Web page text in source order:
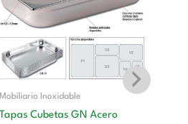
Mobiliario Inoxidable
Tapas Cubetas GN Acero
49,00 €.30,00 €.